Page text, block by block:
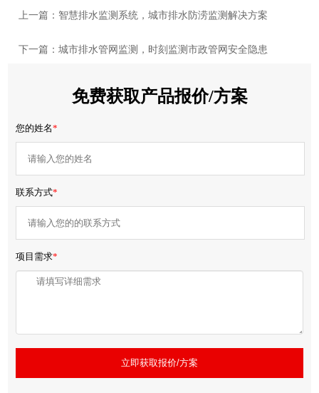
上一篇：智慧排水监测系统，城市排水防涝监测解决方案
下一篇：城市排水管网监测，时刻监测市政管网安全隐患
免费获取产品报价/方案
您的姓名*
联系方式*
项目需求*
立即获取报价/方案